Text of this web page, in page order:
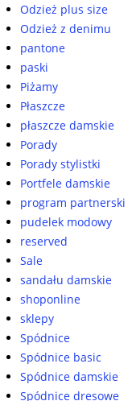
Odzież plus size
Odzież z denimu
pantone
paski
Piżamy
Płaszcze
płaszcze damskie
Porady
Porady stylistki
Portfele damskie
program partnerski
pudelek modowy
reserved
Sale
sandału damskie
shoponline
sklepy
Spódnice
Spódnice basic
Spódnice damskie
Spódnice dresowe